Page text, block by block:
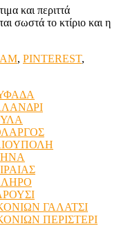
και περιττά
σωστά το κτίριο και η
, PINTEREST,
ΓΑΛΑΤΣΙ
ΠΕΡΙΣΤΕΡΙ